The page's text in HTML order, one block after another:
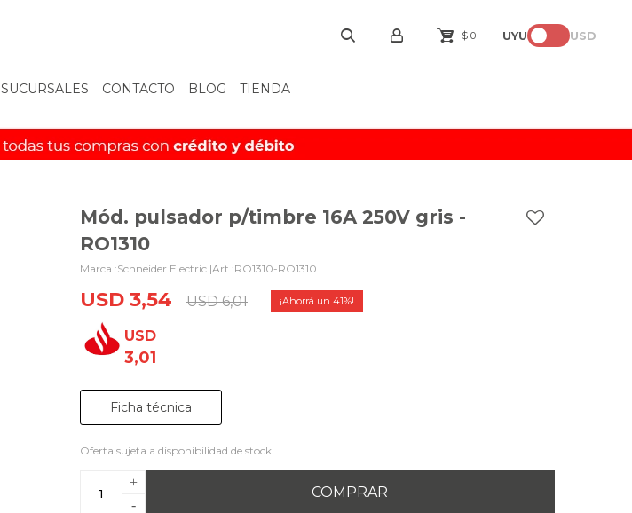
SUCURSALES CONTACTO BLOG TIENDA
$ 0 UYU USD
Mód. pulsador p/timbre 16A 250V gris -
RO1310
Schneider Electric | RO1310-RO1310
USD 3,54 USD 6,01 41
USD
3,01
Ficha técnica
Oferta sujeta a disponibilidad de stock.
+
-
COMPRAR